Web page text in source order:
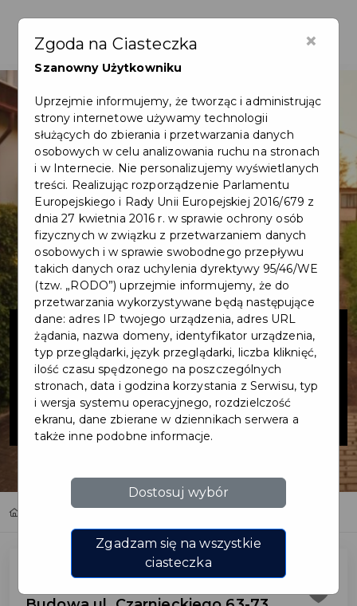
Budowa ul.
Czarnieckiego
63-73
×
Zgoda na Ciasteczka
Szanowny Użytkowniku
Uprzejmie informujemy, że tworząc i administrując
strony internetowe używamy technologii
służących do zbierania i przetwarzania danych
osobowych w celu analizowania ruchu na stronach
i w Internecie. Nie personalizujemy wyświetlanych
treści. Realizując rozporządzenie Parlamentu
Europejskiego i Rady Unii Europejskiej 2016/679 z
dnia 27 kwietnia 2016 r. w sprawie ochrony osób
fizycznych w związku z przetwarzaniem danych
osobowych i w sprawie swobodnego przepływu
takich danych oraz uchylenia dyrektywy 95/46/WE
(tzw. „RODO”) uprzejmie informujemy, że do
przetwarzania wykorzystywane będą następujące
dane: adres IP twojego urządzenia, adres URL
żądania, nazwa domeny, identyfikator urządzenia,
typ przeglądarki, język przeglądarki, liczba kliknięć,
ilość czasu spędzonego na poszczególnych
stronach, data i godzina korzystania z Serwisu, typ
i wersja systemu operacyjnego, rozdzielczość
ekranu, dane zbierane w dziennikach serwera a
także inne podobne informacje.
Dostosuj wybór
Zgadzam się na wszystkie
ciasteczka